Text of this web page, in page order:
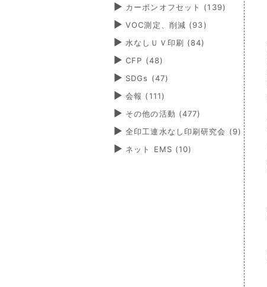
カーボンオフセット
(139)
VOC測定、削減 (93)
水なしＵＶ印刷 (84)
CFP (48)
SDGs (47)
会報 (111)
その他の活動 (477)
全印工連水なし印刷研究会 (9)
ネット EMS (10)